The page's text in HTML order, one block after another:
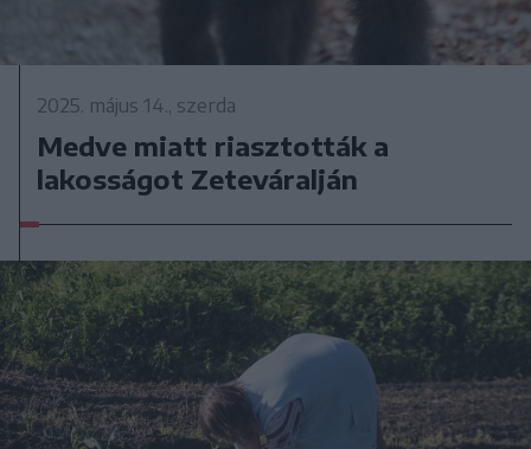
2025. május 14., szerda
Medve miatt riasztották a
lakosságot Zeteváralján